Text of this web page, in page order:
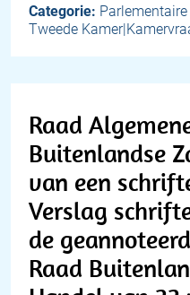
Categorie:
Tweede
Raad
Buitenlandse
van een
Verslag
de
Raad